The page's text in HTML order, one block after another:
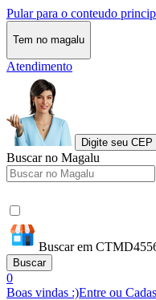
Pular para o conteudo
Tem no magalu
Atendimento
Digite seu CEP
Buscar no Magalu
Buscar em
Buscar
0
Boas vindas :)Entre ou